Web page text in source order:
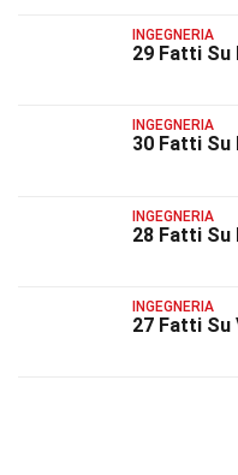
INGEGNERIA
29 Fatti
INGEGNERIA
30 Fatti Su
INGEGNERIA
28 Fatti Su
INGEGNERIA
27 Fatti Su